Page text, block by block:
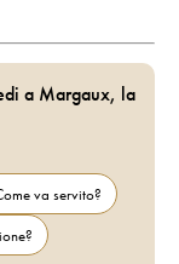
a Margaux, la
va servito?